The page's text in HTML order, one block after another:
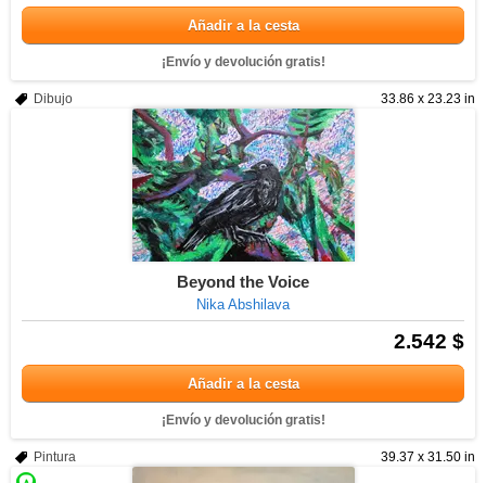
Añadir a la cesta
¡Envío y devolución gratis!
33.86 x 23.23 in
Dibujo
Beyond the Voice
Nika Abshilava
2.542 $
Añadir a la cesta
¡Envío y devolución gratis!
39.37 x 31.50 in
Pintura